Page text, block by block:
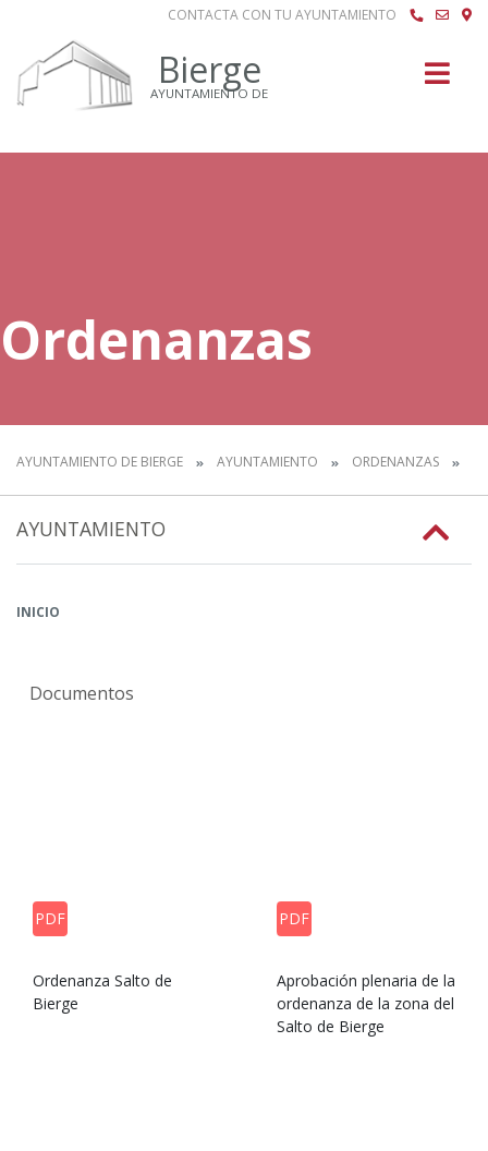
CONTACTA CON TU AYUNTAMIENTO
Bierge
AYUNTAMIENTO DE
Ordenanzas
AYUNTAMIENTO DE BIERGE AYUNTAMIENTO ORDENANZAS
AYUNTAMIENTO
INICIO
Documentos
PDF
Ordenanza Salto de
Bierge
PDF
Aprobación plenaria de la
ordenanza de la zona del
Salto de Bierge